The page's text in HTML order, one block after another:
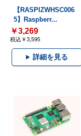
【RASPIZWHSC006
5】Raspberr...
￥3,269
税込￥3,595
詳細を見る